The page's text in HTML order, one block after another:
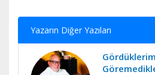
Yazarın Diğer Yazıları